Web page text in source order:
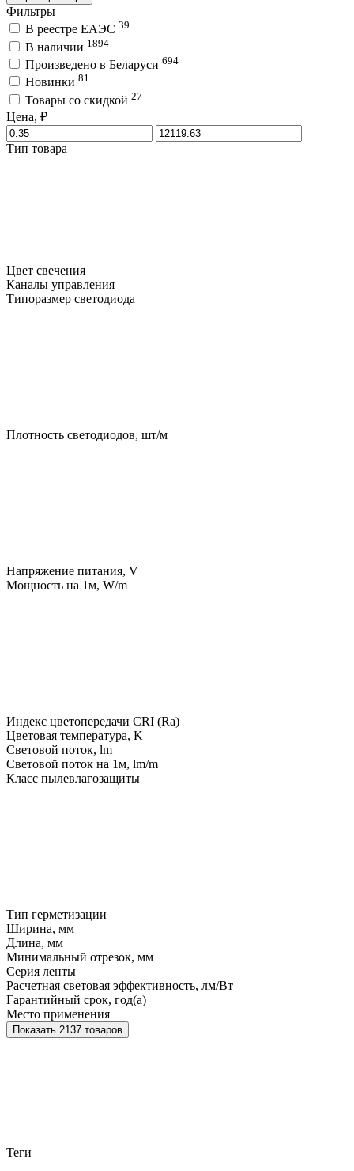
Фильтры
В реестре ЕАЭС 39
В наличии 1894
Произведено в Беларуси 694
Новинки 81
Товары со скидкой 27
Цена, ₽
Тип товара
Цвет свечения
Каналы управления
Типоразмер светодиода
Плотность светодиодов, шт/м
Напряжение питания, V
Мощность на 1м, W/m
Индекс цветопередачи CRI (Ra)
Цветовая температура, K
Световой поток, lm
Световой поток на 1м, lm/m
Класс пылевлагозащиты
Тип герметизации
Ширина, мм
Длина, мм
Минимальный отрезок, мм
Серия ленты
Расчетная световая эффективность, лм/Вт
Гарантийный срок, год(а)
Место применения
Показать 2137 товаров
Теги